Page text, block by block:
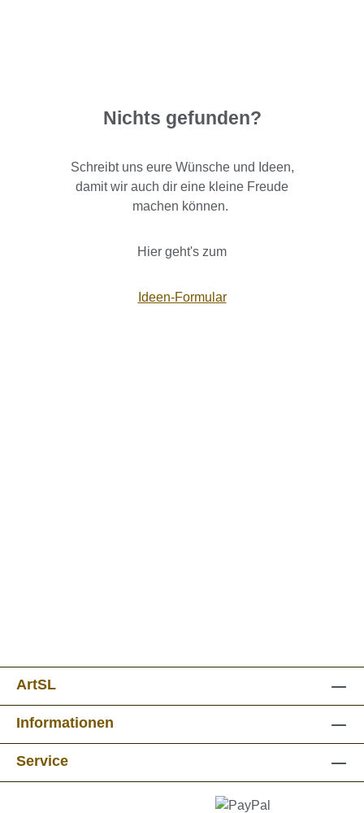
Nichts gefunden?
Schreibt uns eure Wünsche und Ideen,
damit wir auch dir eine kleine Freude
machen können.
Hier geht's zum
Ideen-Formular
ArtSL
Informationen
Service